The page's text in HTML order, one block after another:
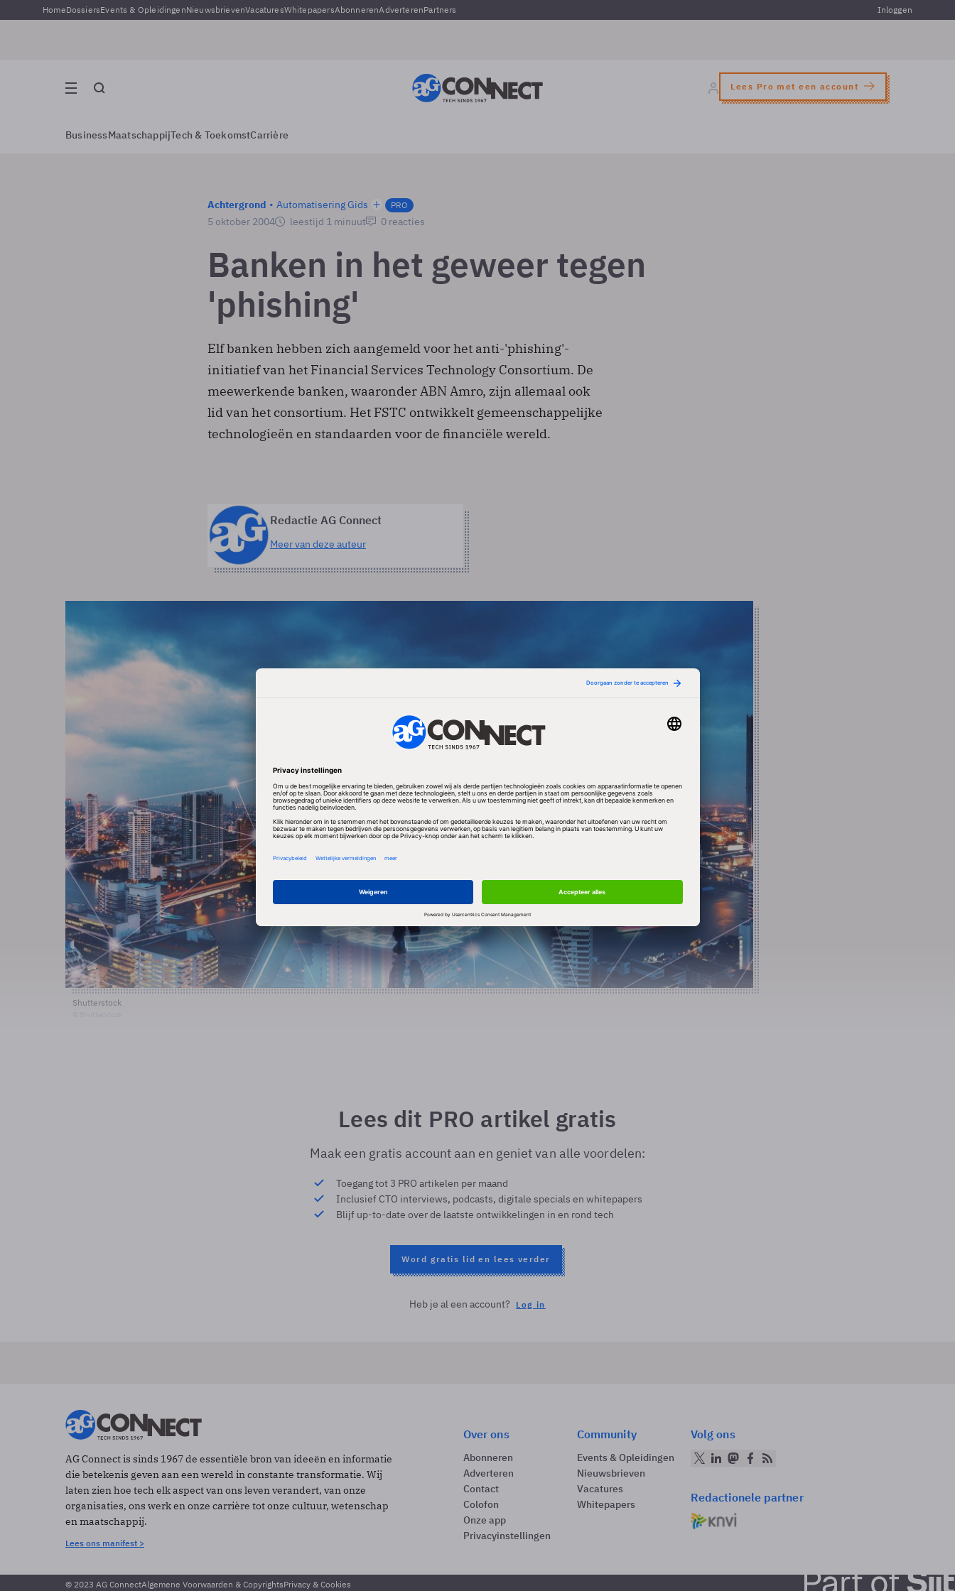
HomeDossiersEvents & OpleidingenNieuwsbrievenVacaturesWhitepapersAbonnerenAdverterenPartners Inloggen
Lees Pro met een account
BusinessMaatschappijTech & ToekomstCarrière
Achtergrond Automatisering Gids PRO
5 oktober 2004 leestijd 1 minuut 0 reacties
Banken in het geweer tegen
'phishing'
Elf banken hebben zich aangemeld voor het anti-'phishing'-
initiatief van het Financial Services Technology Consortium. De
meewerkende banken, waaronder ABN Amro, zijn allemaal ook
lid van het consortium. Het FSTC ontwikkelt gemeenschappelijke
technologieën en standaarden voor de financiële wereld.
Redactie AG Connect
Meer van deze auteur
Shutterstock
Lees dit PRO artikel gratis
Maak een gratis account aan en geniet van alle voordelen:
Toegang tot 3 PRO artikelen per maand
Inclusief CTO interviews, podcasts, digitale specials en whitepapers
Blijf up-to-date over de laatste ontwikkelingen in en rond tech
Word gratis lid en lees verder
Heb je al een account? Log in
AG Connect is sinds 1967 de essentiële bron van ideeën en informatie
die betekenis geven aan een wereld in constante transformatie. Wij
laten zien hoe tech elk aspect van ons leven verandert, van onze
organisaties, ons werk en onze carrière tot onze cultuur, wetenschap
en maatschappij.
Lees ons manifest >
Over ons
Abonneren
Adverteren
Contact
Colofon
Onze app
Privacyinstellingen
Community
Events & Opleidingen
Nieuwsbrieven
Vacatures
Whitepapers
Volg ons
Redactionele partner
© 2023 AG ConnectAlgemene Voorwaarden & CopyrightsPrivacy & Cookies